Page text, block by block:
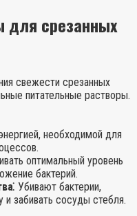
для срезанных
свежести срезанных
питательные растворы.
необходимой для
оптимальный уровень
бактерий.
Убивают бактерии,
и забивать сосуды стебля.